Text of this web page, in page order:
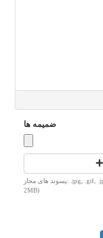
ضمیمه ها
پسوند های مجاز: .jpg, .gif, .jpeg, .png, .pdf, .txt, .csv (حداکثر حجم پرونده:
2MB)